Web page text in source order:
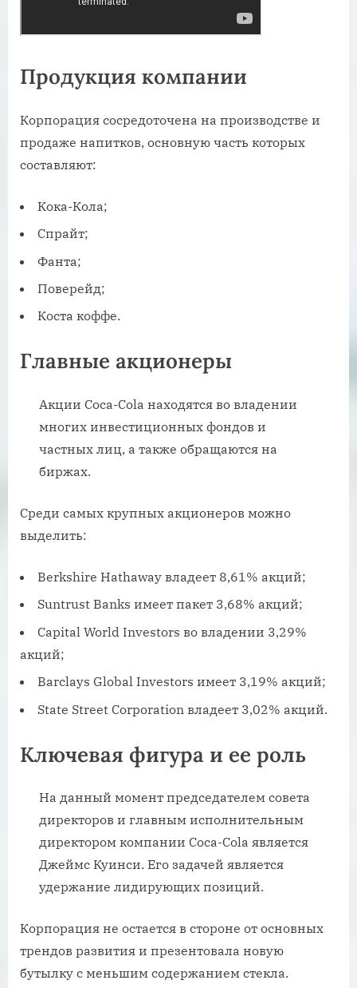
Продукция компании
Корпорация сосредоточена на производстве и
продаже напитков, основную часть которых
составляют:
Кока-Кола;
Спрайт;
Фанта;
Поверейд;
Коста коффе.
Главные акционеры
Акции Coca-Cola находятся во владении
многих инвестиционных фондов и
частных лиц, а также обращаются на
биржах.
Среди самых крупных акционеров можно
выделить:
Berkshire Hathaway владеет 8,61% акций;
Suntrust Banks имеет пакет 3,68% акций;
Capital World Investors во владении 3,29%
акций;
Barclays Global Investors имеет 3,19% акций;
State Street Corporation владеет 3,02% акций.
Ключевая фигура и ее роль
На данный момент председателем совета
директоров и главным исполнительным
директором компании Coca-Cola является
Джеймс Куинси. Его задачей является
удержание лидирующих позиций.
Корпорация не остается в стороне от основных
трендов развития и презентовала новую
бутылку с меньшим содержанием стекла.